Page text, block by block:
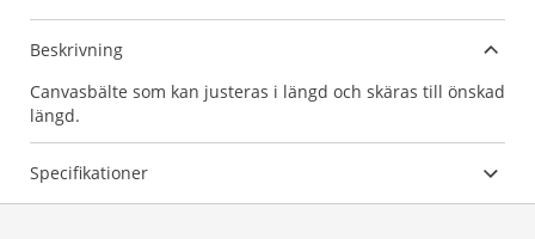
Beskrivning
Canvasbälte som kan justeras i längd och skäras till önskad
längd.
Specifikationer